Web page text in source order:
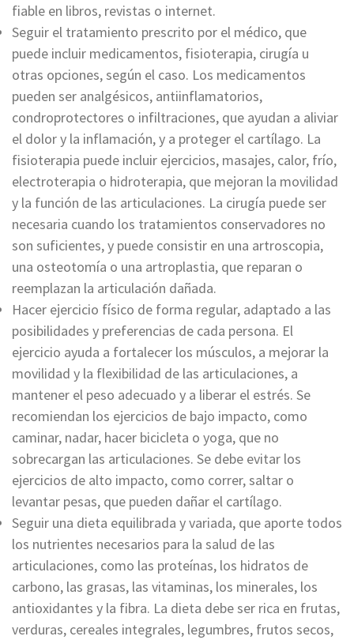
fiable en libros, revistas o internet.
Seguir el tratamiento prescrito por el médico, que
puede incluir medicamentos, fisioterapia, cirugía u
otras opciones, según el caso. Los medicamentos
pueden ser analgésicos, antiinflamatorios,
condroprotectores o infiltraciones, que ayudan a aliviar
el dolor y la inflamación, y a proteger el cartílago. La
fisioterapia puede incluir ejercicios, masajes, calor, frío,
electroterapia o hidroterapia, que mejoran la movilidad
y la función de las articulaciones. La cirugía puede ser
necesaria cuando los tratamientos conservadores no
son suficientes, y puede consistir en una artroscopia,
una osteotomía o una artroplastia, que reparan o
reemplazan la articulación dañada.
Hacer ejercicio físico de forma regular, adaptado a las
posibilidades y preferencias de cada persona. El
ejercicio ayuda a fortalecer los músculos, a mejorar la
movilidad y la flexibilidad de las articulaciones, a
mantener el peso adecuado y a liberar el estrés. Se
recomiendan los ejercicios de bajo impacto, como
caminar, nadar, hacer bicicleta o yoga, que no
sobrecargan las articulaciones. Se debe evitar los
ejercicios de alto impacto, como correr, saltar o
levantar pesas, que pueden dañar el cartílago.
Seguir una dieta equilibrada y variada, que aporte todos
los nutrientes necesarios para la salud de las
articulaciones, como las proteínas, los hidratos de
carbono, las grasas, las vitaminas, los minerales, los
antioxidantes y la fibra. La dieta debe ser rica en frutas,
verduras, cereales integrales, legumbres, frutos secos,